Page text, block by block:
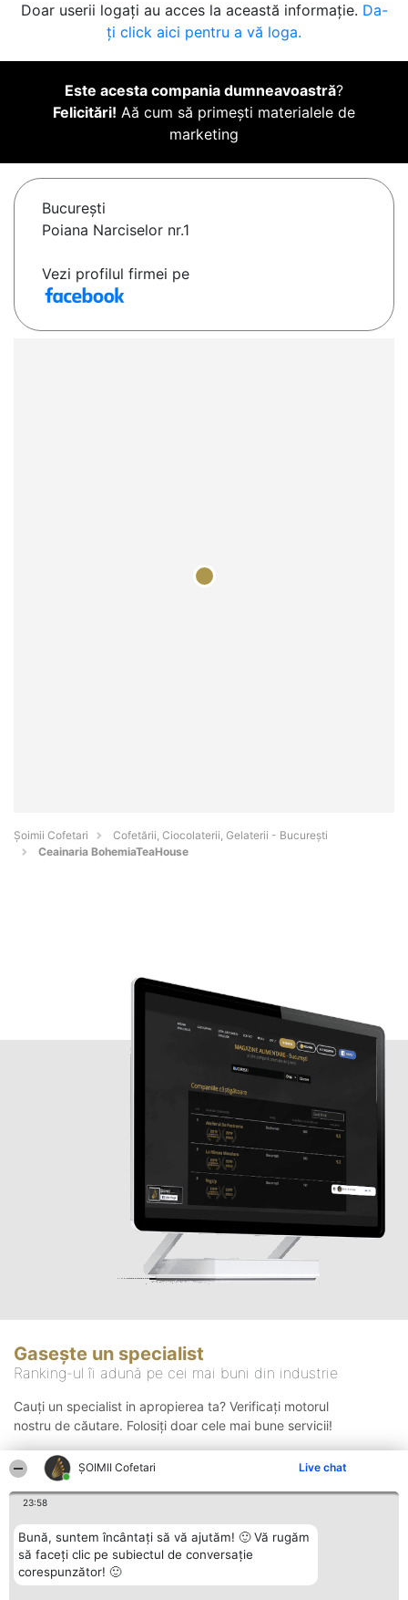
ȘOIMII Cofetari Live chat
23:58
Bună, suntem încântați să vă ajutăm! 🙂 Vă rugăm
să faceți clic pe subiectul de conversație
corespunzător! 🙂
Doar userii logați au acces la această informație. Da-
ți click aici pentru a vă loga.
Este acesta compania dumneavoastră?
Felicitări! Aă cum să primești materialele de
marketing
Bucureşti
Poiana Narciselor nr.1
Vezi profilul firmei pe
Șoimii Cofetari
Cofetării, Ciocolaterii, Gelaterii - Bucureşti
Ceainaria BohemiaTeaHouse
Gasește un specialist
Ranking-ul îi adună pe cei mai buni din industrie
Cauți un specialist in apropierea ta? Verificați motorul
nostru de căutare. Folosiți doar cele mai bune servicii!